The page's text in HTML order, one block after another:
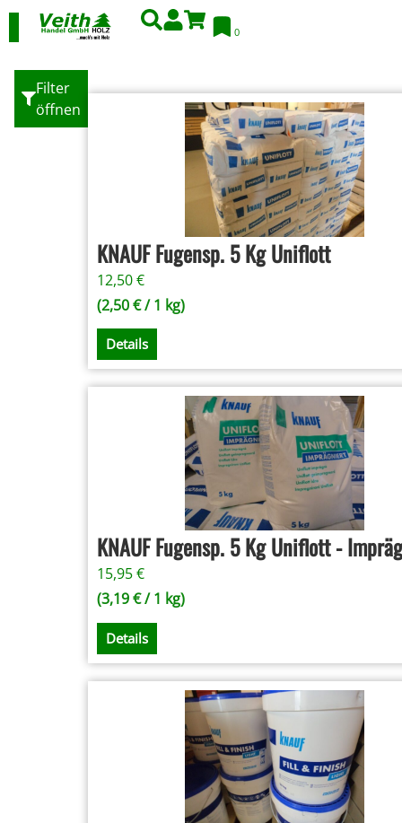
0
Filter
öffnen
KNAUF Fugensp. 5 Kg Uniflott
12,50€
(2,50€/ 1 kg)
Details
KNAUF Fugensp. 5 Kg Uniflott -
15,95€
(3,19€/ 1 kg)
Details